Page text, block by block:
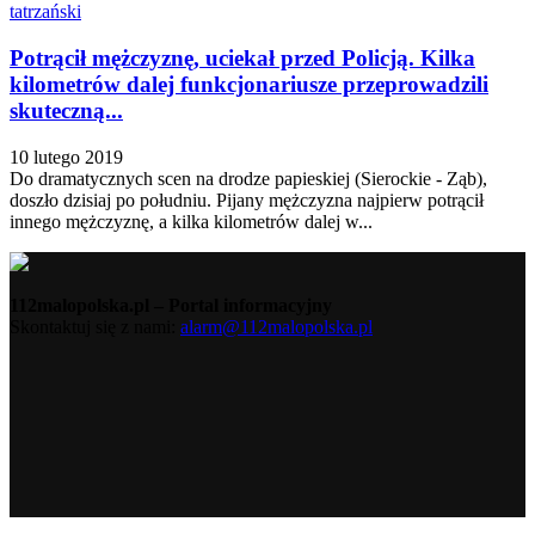
tatrzański
Potrącił mężczyznę, uciekał przed Policją. Kilka
kilometrów dalej funkcjonariusze przeprowadzili
skuteczną...
10 lutego 2019
Do dramatycznych scen na drodze papieskiej (Sierockie - Ząb),
doszło dzisiaj po południu. Pijany mężczyzna najpierw potrącił
innego mężczyznę, a kilka kilometrów dalej w...
alarm@112malopolska.pl